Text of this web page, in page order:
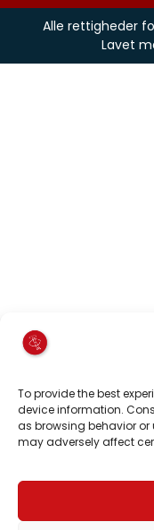
To provide the best
device information.
as browsing behavior or
may adversely affect
Alle rettigheder
Lavet